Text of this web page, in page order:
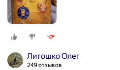
Литошко Олег
249 отзывов